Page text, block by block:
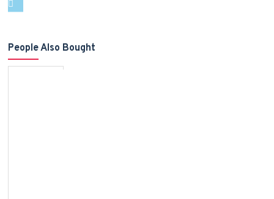
People Also Bought